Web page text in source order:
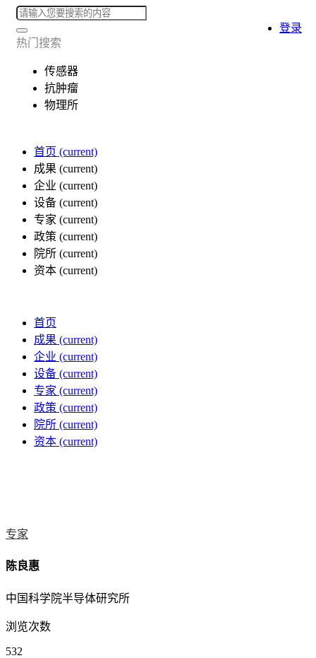
热门搜索
传感器
抗肿瘤
物理所
首页 (current)
成果 (current)
企业 (current)
设备 (current)
专家 (current)
政策 (current)
院所 (current)
资本 (current)
登录
首页
成果 (current)
企业 (current)
设备 (current)
专家 (current)
政策 (current)
院所 (current)
资本 (current)
专家
陈良惠
中国科学院半导体研究所
浏览次数
532